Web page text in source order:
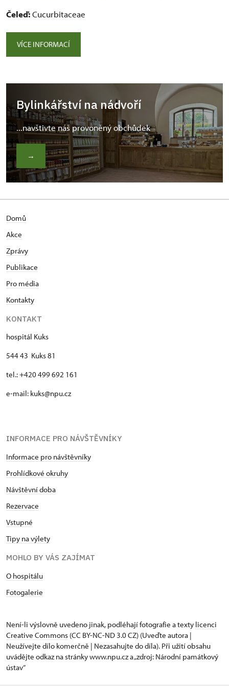
Čeleď:Cucurbitaceae
VÍCE INFORMACÍ
Bylinkářství na nádvoří
...navštivte náš provoněný obchůdek
→
Domů
Akce
Zprávy
Publikace
Pro média
Kontakty
KONTAKT
hospitál Kuks
544 43 Kuks 81
tel.: +420 499 692 161
e-mail: kuks@npu.cz
INFORMACE PRO NÁVŠTĚVNÍKY
Informace pro návštěvníky
Prohlídkové okruhy
Návštěvní doba
Rezervace
Vstupné
Tipy na výlety
MOHLO BY VÁS ZAJÍMAT
O hospitálu
Fotogalerie
Není-li výslovně uvedeno jinak, podléhají fotografie a texty licenci
Creative Commons (CC BY-NC-ND 3.0 CZ) (Uveďte autora |
Neužívejte dílo komerčně | Nezasahujte do díla). Při užití obsahu
uvádějte odkaz na stránky www.npu.cz a „zdroj: Národní památkový
ústav“